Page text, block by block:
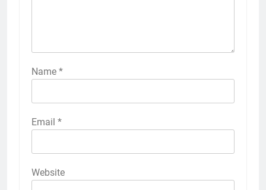
Name *
Email *
Website